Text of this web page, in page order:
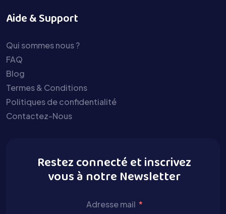
Aide & Support
Qui sommes nous ?
FAQ
Blog
Termes & Conditions
Politiques de confidentialité
Contactez-Nous
Restez connecté et inscrivez
vous à notre Newsletter
Adresse mail